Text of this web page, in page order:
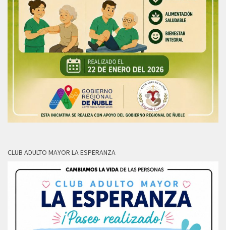
CLUB ADULTO MAYOR LA ESPERANZA